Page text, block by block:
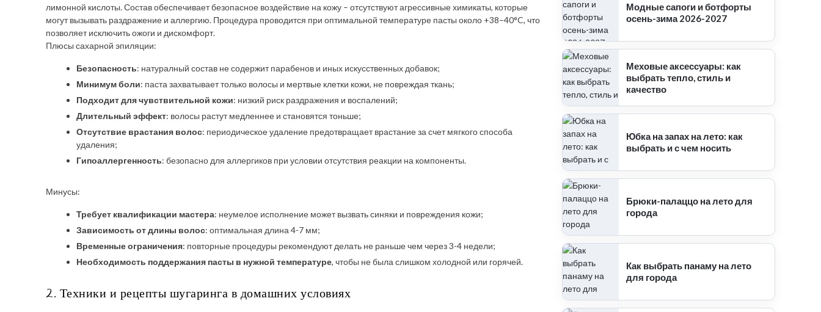
лимонной кислоты. Состав обеспечивает безопасное воздействие на кожу – отсутствуют агрессивные химикаты, которые
могут вызывать раздражение и аллергию. Процедура проводится при оптимальной температуре пасты около +38–40°C, что
позволяет исключить ожоги и дискомфорт.
Плюсы сахарной эпиляции:
Безопасность: натуралный состав не содержит парабенов и иных искусственных добавок;
Минимум боли: паста захватывает только волосы и мертвые клетки кожи, не повреждая ткань;
Подходит для чувствительной кожи: низкий риск раздражения и воспалений;
Длительный эффект: волосы растут медленнее и становятся тоньше;
Отсутствие врастания волос: периодическое удаление предотвращает врастание за счет мягкого способа
удаления;
Гипоаллергенность: безопасно для аллергиков при условии отсутствия реакции на компоненты.
Минусы:
Требует квалификации мастера: неумелое исполнение может вызвать синяки и повреждения кожи;
Зависимость от длины волос: оптимальная длина 4-7 мм;
Временные ограничения: повторные процедуры рекомендуют делать не раньше чем через 3-4 недели;
Необходимость поддержания пасты в нужной температуре, чтобы не была слишком холодной или горячей.
2. Техники и рецепты шугаринга в домашних условиях
Модные сапоги и ботфорты
осень-зима 2026-2027
Меховые аксессуары: как
выбрать тепло, стиль и
качество
Юбка на запах на лето: как
выбрать и с чем носить
Брюки-палаццо на лето для
города
Как выбрать панаму на лето
для города